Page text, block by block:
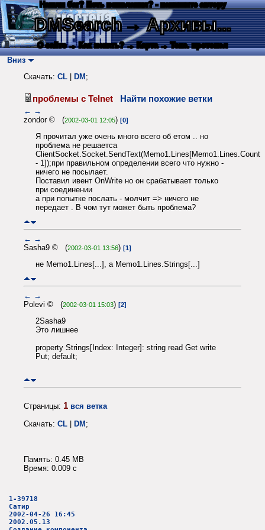
Нашли баг? Есть пожелания? - напишите автору
DMSearch→ Архивы...
О сайте → Как искать? → Карта → Текс. протокол
Вниз
Скачать: CL DM ;
проблемы с Telnet Найти похожие ветки
← →
zondor © (2002-03-01 12:05) [0]
Я прочитал уже очень много всего об етом .. но
проблема не решаетса
ClientSocket.Socket.SendText(Memo1.Lines[Memo1.Lines.Count
- 1]);при правильном определении всего что нужно -
ничего не посылает.
Поставил ивент OnWrite но он срабатывает только
при соединении
а при попытке послать - молчит => ничего не
передает . В чом тут может быть проблема?
← →
Sasha9 © (2002-03-01 13:56) [1]
не Memo1.Lines[...], a Memo1.Lines.Strings[...]
← →
Polevi © (2002-03-01 15:03) [2]
2Sasha9
Это лишнее
property Strings[Index: Integer]: string read Get write
Put; default;
Страницы: 1 вся ветка
Скачать: CL | DM;
Память: 0.45 MB
Время: 0.009 c
1-39718
Сатир
2002-04-26 16:45
2002.05.13